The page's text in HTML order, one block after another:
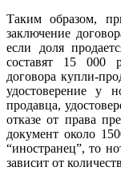
Таким образом,
заключение
если доля
составят 15 000
договора купли-
удостоверение у
продавца,
отказе от права
документ около
“иностранец”, то
зависит от